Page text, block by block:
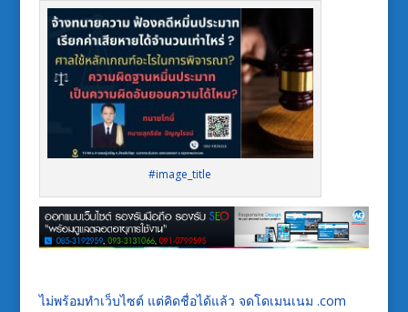
#image_title
ไม่พร้อมทำเว็บไซต์ แต่คิดชื่อได้แล้ว จดโดเมนเนม .com